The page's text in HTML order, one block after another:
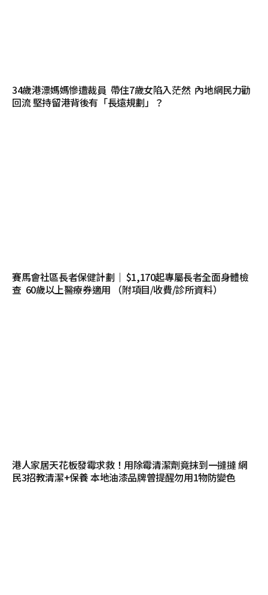
34歲港漂媽媽慘遭裁員 帶住7歲女陷入茫然 內地網民力勸
回流 堅持留港背後有「長遠規劃」？
賽馬會社區長者保健計劃｜ $1,170起專屬長者全面身體檢
查 60歲以上醫療券適用 （附項目/收費/診所資料）
港人家居天花板發霉求救！用除霉清潔劑竟抹到一撻撻 網
民3招教清潔+保養 本地油漆品牌曾提醒勿用1物防變色